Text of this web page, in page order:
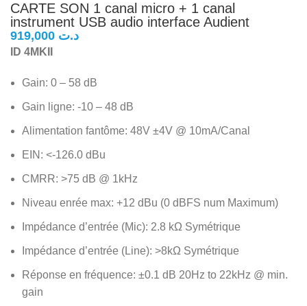
CARTE SON 1 canal micro + 1 canal
instrument USB audio interface Audient
د.ت
ID 4MKII
Gain: 0 – 58 dB
Gain ligne: -10 – 48 dB
Alimentation fantôme: 48V ±4V @ 10mA/Canal
EIN: <-126.0 dBu
CMRR: >75 dB @ 1kHz
Niveau enrée max: +12 dBu (0 dBFS num Maximum)
Impédance d’entrée (Mic): 2.8 kΩ Symétrique
Impédance d’entrée (Line): >8kΩ Symétrique
Réponse en fréquence: ±0.1 dB 20Hz to 22kHz @ min.
gain